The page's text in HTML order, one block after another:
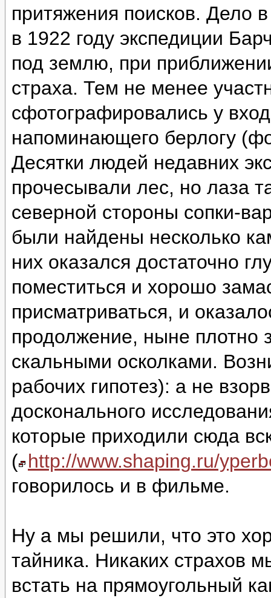
притяжения поисков. Дело
в 1922 году экспедиции
под землю, при
страха. Тем не менее
сфотографировались у
напоминающего берлогу
Десятки людей недавних
прочесывали лес, но лаза
северной стороны сопки-
были найдены несколько
них оказался достаточно
поместиться и хорошо
присматриваться, и
продолжение, ныне плотно
скальными осколками.
рабочих гипотез): а не
досконального
которые приходили сюда
( http://www.shaping.ru/
говорилось и в фильме.
Ну а мы решили, что это
тайника. Никаких страхов
встать на прямоугольный